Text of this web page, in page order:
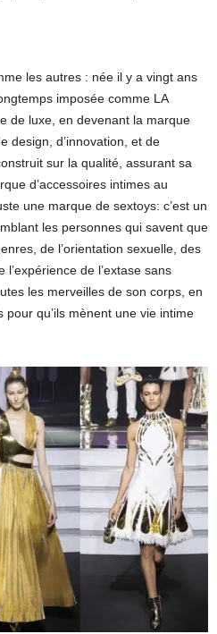
les autres : née il y a vingt ans
imposée comme LA
de luxe, en devenant la marque
design, d’innovation, et de
sur la qualité, assurant sa
d’accessoires intimes au
une marque de sextoys: c’est un
les personnes qui savent que
de l’orientation sexuelle, des
l’expérience de l’extase sans
les merveilles de son corps, en
qu’ils mènent une vie intime